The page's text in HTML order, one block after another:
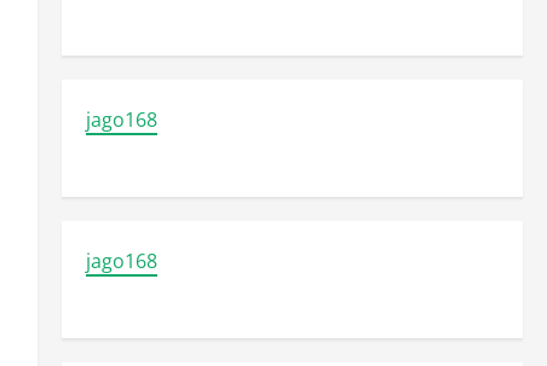
jago168
jago168